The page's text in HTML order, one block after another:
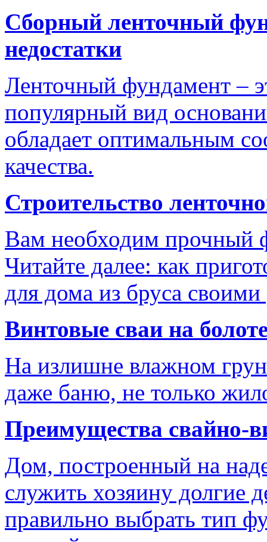
Сборный ленточный
недостатки
Ленточный фундамент –
популярный вид
обладает оптимальным
качества.
Строительство
Вам необходим прочный
Читайте далее: как
для дома из бруса
Винтовые сваи на
На излишне влажном
даже баню, не только
Преимущества свайно-
Дом, построенный на
служить хозяину долгие
правильно выбрать тип